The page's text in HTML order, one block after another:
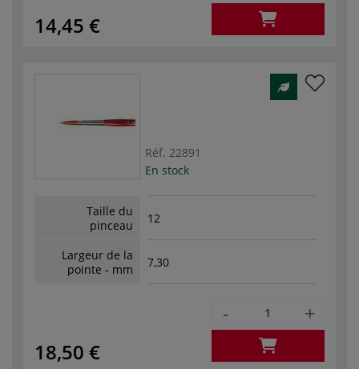
14,45 €
Réf. 22891
En stock
Taille du
pinceau
12
Largeur de la
pointe - mm
7,30
18,50 €
- +